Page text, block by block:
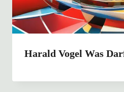
Harald Vogel Was